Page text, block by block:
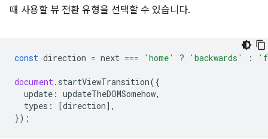
때 사용할 뷰 전환 유형을 선택할 수 있습니다.
const direction = next === 'home' ? 'backwards' :
document. startViewTransition({
update : updateTheDOMSomehow,
types : [direction],
});